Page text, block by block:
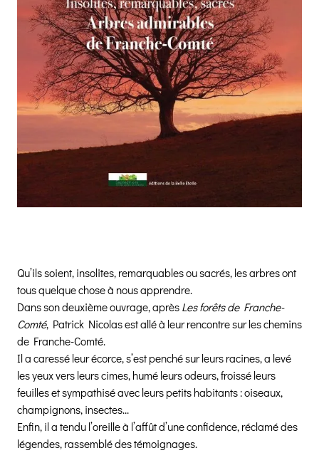
Qu’ils soient, insolites, remarquables ou sacrés, les arbres ont
tous quelque chose à nous apprendre.
Dans son deuxième ouvrage, après Les forêts de Franche-
Comté, Patrick Nicolas est allé à leur rencontre sur les chemins
de Franche-Comté.
Il a caressé leur écorce, s’est penché sur leurs racines, a levé
les yeux vers leurs cimes, humé leurs odeurs, froissé leurs
feuilles et sympathisé avec leurs petits habitants : oiseaux,
champignons, insectes…
Enfin, il a tendu l’oreille à l’affût d’une confidence, réclamé des
légendes, rassemblé des témoignages.